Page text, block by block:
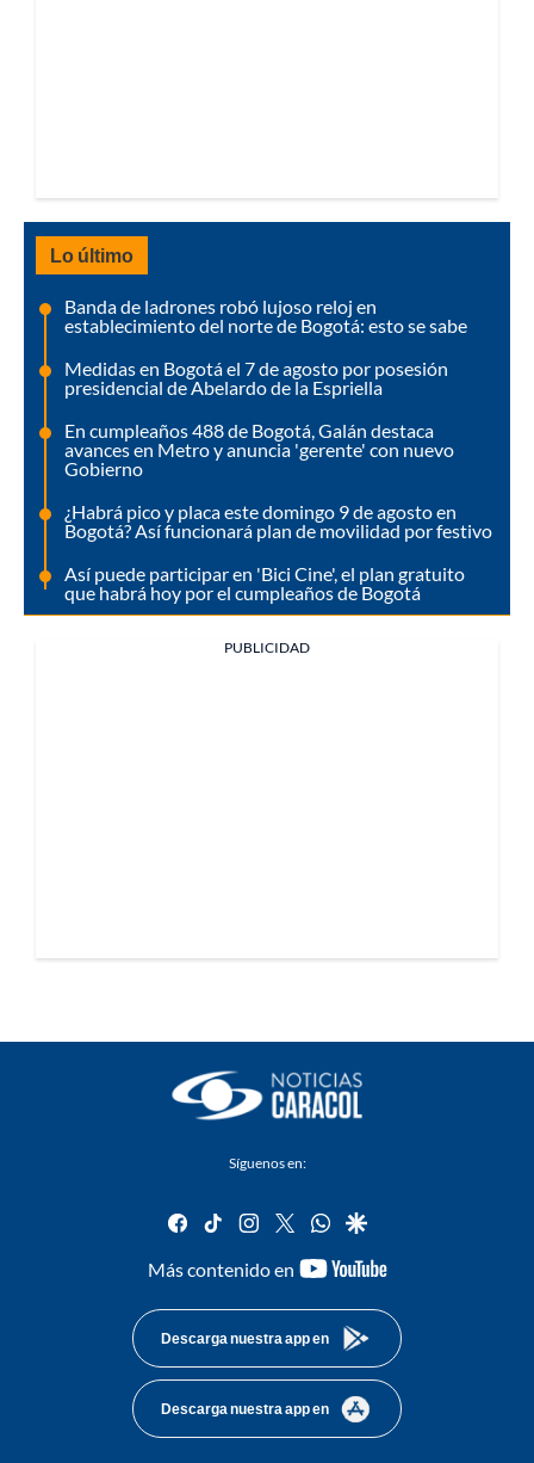
Lo último
Banda de ladrones robó lujoso reloj en
establecimiento del norte de Bogotá: esto se sabe
Medidas en Bogotá el 7 de agosto por posesión
presidencial de Abelardo de la Espriella
En cumpleaños 488 de Bogotá, Galán destaca
avances en Metro y anuncia 'gerente' con nuevo
Gobierno
¿Habrá pico y placa este domingo 9 de agosto en
Bogotá? Así funcionará plan de movilidad por festivo
Así puede participar en 'Bici Cine', el plan gratuito
que habrá hoy por el cumpleaños de Bogotá
PUBLICIDAD
Síguenos en:
facebook
tiktok instagram
twitterwhatsapp
google
Más contenido en
youtube-
Descarga nuestra app en
Descarga nuestra app en